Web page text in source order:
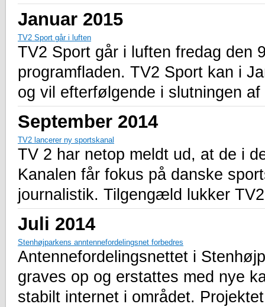
Januar 2015
TV2 Sport går i luften
TV2 Sport går i luften fredag den
programfladen. TV2 Sport kan i
og vil efterfølgende i slutningen
September 2014
TV2 lancerer ny sportskanal
TV 2 har netop meldt ud, at de i
Kanalen får fokus på danske
journalistik. Tilgengæld lukker
Juli 2014
Stenhøjparkens anntennefordelingsnet forbedres
Antennefordelingsnettet i
graves op og erstattes med nye
stabilt internet i området.